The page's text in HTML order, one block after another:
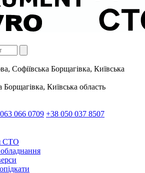
Софіївська Борщагівка, Київська
Борщагівка, Київська область
066 0709 +38 050 037 8507
СТО